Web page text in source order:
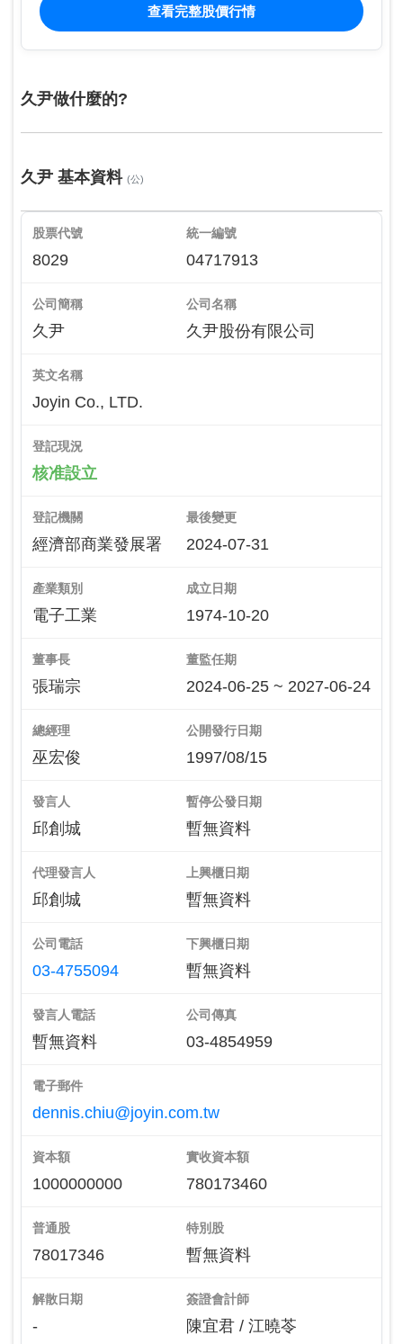
查看完整股價行情
久尹做什麼的?
久尹 基本資料 (公)
股票代號
8029
統一編號
04717913
公司簡稱
久尹
公司名稱
久尹股份有限公司
英文名稱
Joyin Co., LTD.
登記現況
核准設立
登記機關
經濟部商業發展署
最後變更
2024-07-31
產業類別
電子工業
成立日期
1974-10-20
董事長
張瑞宗
董監任期
2024-06-25 ~ 2027-06-24
總經理
巫宏俊
公開發行日期
1997/08/15
發言人
邱創城
暫停公發日期
暫無資料
代理發言人
邱創城
上興櫃日期
暫無資料
公司電話
03-4755094
下興櫃日期
暫無資料
發言人電話
暫無資料
公司傳真
03-4854959
電子郵件
dennis.chiu@joyin.com.tw
資本額
1000000000
實收資本額
780173460
普通股
78017346
特別股
暫無資料
解散日期
-
簽證會計師
陳宜君 / 江曉苓